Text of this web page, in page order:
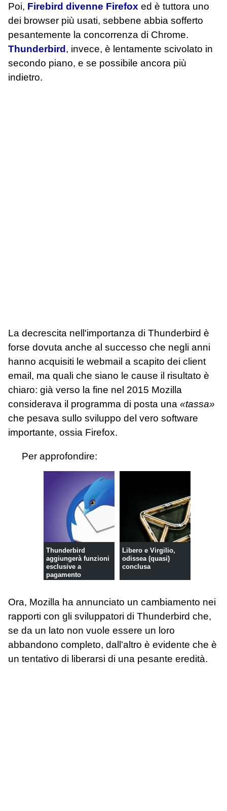
Poi, Firebird divenne Firefox ed è tuttora uno
dei browser più usati, sebbene abbia sofferto
pesantemente la concorrenza di Chrome.
Thunderbird , invece, è lentamente scivolato in
secondo piano, e se possibile ancora più
indietro.
La decrescita nell'importanza di Thunderbird è
forse dovuta anche al successo che negli anni
hanno acquisiti le webmail a scapito dei client
email, ma quali che siano le cause il risultato è
chiaro: già verso la fine nel 2015 Mozilla
considerava il programma di posta una «tassa»
che pesava sullo sviluppo del vero software
importante, ossia Firefox.
Per approfondire:
Thunderbird
aggiungerà funzioni
esclusive a
pagamento
Libero e Virgilio,
odissea (quasi)
conclusa
Ora, Mozilla ha annunciato un cambiamento nei
rapporti con gli sviluppatori di Thunderbird che,
se da un lato non vuole essere un loro
abbandono completo, dall'altro è evidente che è
un tentativo di liberarsi di una pesante eredità.